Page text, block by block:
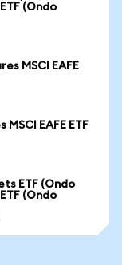
(Ondo
MSCI EAFE
EAFE ETF
ETF (Ondo
(Ondo